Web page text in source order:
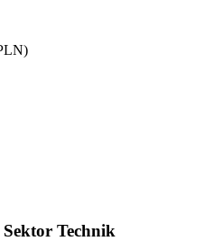
Technik